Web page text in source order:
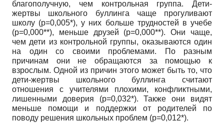
благополучную, чем контрольная группа. Дети-
жертвы школьного буллинга чаще прогуливают
школу (р=0,005*), у них больше трудностей в учебе
(р=0,000**), меньше друзей (р=0,000**). Они чаще,
чем дети из контрольной группы, оказываются один
на один со своими проблемами. По разным
причинам они не обращаются за помощью к
взрослым. Одной из причин этого может быть то, что
дети-жертвы школьного буллинга считают
отношения с учителями плохими, конфликтными,
лишенными доверия (р=0,032*). Также они видят
меньше помощи и поддержки от родителей по
поводу решения школьных проблем (р=0,012*).